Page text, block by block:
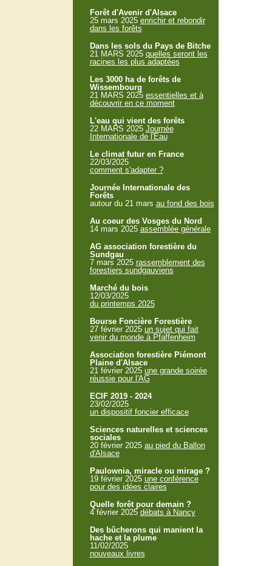
Forêt d'Avenir d'Alsace
25 mars 2025 enrichir et rebondir
dans les forêts
Dans les sols du Pays de Bitche
21 MARS 2025 quelles seront les
racines les plus adaptées
Les 3000 ha de forêts de
Wissembourg
21 MARS 2025 essentielles et à
découvrir en ce moment
L'eau qui vient des forêts
22 MARS 2025 Journée
Internationale de l'Eau
Le climat futur en France
22/03/2025
comment s'adapter ?
Journée Internationale des
Forêts
autour du 21 mars au fond des bois
Au coeur des Vosges du Nord
14 mars 2025 assemblée générale
AG association forestière du
Sundgau
7 mars 2025 rassemblement des
forestiers sundgauviens
Marché du bois
12/03/2025
du printemps 2025
Bourse Foncière Forestière
27 février 2025 un sujet qui fait
venir du monde à Pfaffenheim
Association forestière Piémont
Plaine d'Alsace
21 février 2025 une grande soirée
réussie pour l'AG
ECIF 2019 - 2024
23/02/2025
un dispositif foncier efficace
Sciences naturelles et sciences
sociales
20 février 2025 au pied du Ballon
d'Alsace
Paulownia, miracle ou mirage ?
19 février 2025 une conférence
pour des idées claires
Quelle forêt pour demain ?
4 février 2025 débats à Nancy
Des bûcherons qui manient la
hache et la plume
11/02/2025
nouveaux livres